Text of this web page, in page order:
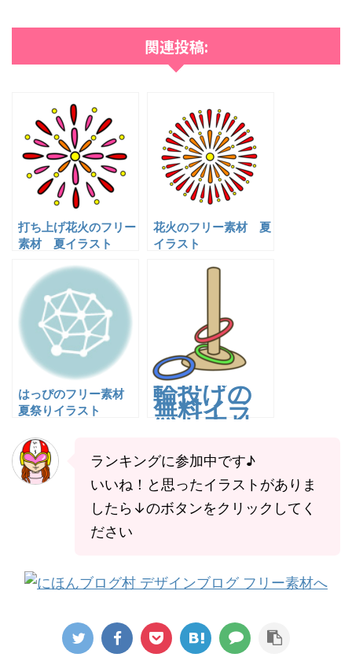
関連投稿:
打ち上げ花火のフリー
素材 夏イラスト
花火のフリー素材 夏
イラスト
はっぴのフリー素材
夏祭りイラスト
輪投げの
無料イラ
スト素材
り・盆踊
り・縁日
向け｜透
過PNG・
ランキングに参加中です♪
いいね！と思ったイラストがありま
したら↓のボタンをクリックしてく
ださい